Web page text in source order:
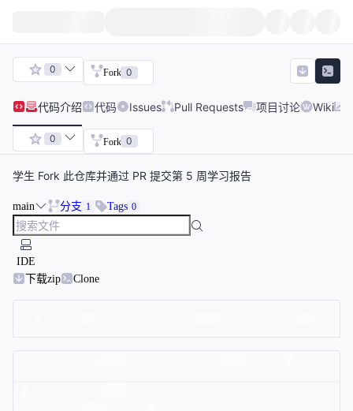
0 Fork 0
代码介绍 代码 Issues Pull Requests 项目讨论 Wiki
0 Fork 0
学生 Fork 此仓库并通过 PR 提交第 5 周学习报告
main 分支 1 Tags 0
IDE
下载zip
Clone